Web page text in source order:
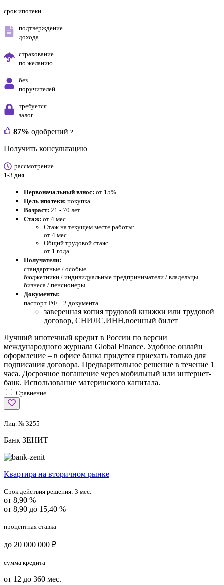
срок ипотеки
подтверждение
дохода
страхование
по желанию
без
поручителей
требуется
залог
87% одобрений ?
Получить консультацию
рассмотрение
1-3 дня
Первоначальный взнос: от 15%
Цель ипотеки: покупка
Возраст: 21 - 70 лет
Стаж: от 4 мес.
Стаж на текущем месте работы:
от 4 мес.
Общий трудовой стаж:
от 1 года
Получатели:
стандартные / особые
бюджетники / индивидуальные предприниматели / владельцы
бизнеса / пенсионеры
Документы:
паспорт РФ + 2 документа
заверенная копия трудовой книжки или трудовой
договор, СНИЛС,ИНН,военный билет
Лучший ипотечный кредит в России по версии
международного журнала Global Finance. Удобное онлайн
оформление – в офисе банка придется приехать только для
подписания договора. Предварительное решение в течение 1
часа. Досрочное погашение через мобильный или интернет-
банк. Использование материнского капитала.
Сравнение
Лиц. № 3255
Банк ЗЕНИТ
Квартира на вторичном рынке
Срок действия решения: 3 мес.
от 8,90 %
от 8,90 до 15,40 %
процентная ставка
до 20 000 000 ₽
сумма кредита
от 12 до 360 мес.